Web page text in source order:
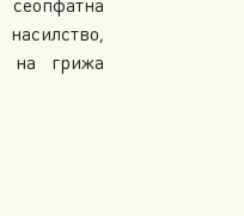
на грижа